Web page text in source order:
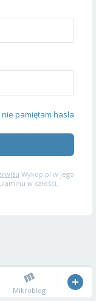
nie pamiętam hasła
Wykop.pl w jego
w całości,
Mikroblog